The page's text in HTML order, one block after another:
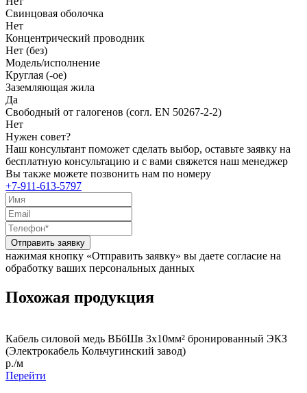
Свинцовая оболочка
Нет
Концентрический проводник
Нет (без)
Модель/исполнение
Круглая (-ое)
Заземляющая жила
Да
Свободный от галогенов (согл. EN 50267-2-2)
Нет
Нужен совет?
Наш консультант поможет сделать выбор, оставьте заявку на
бесплатную консультацию и с вами свяжется наш менеджер
Вы также можете позвонить нам по номеру
+7-911-613-5797
Отправить заявку
нажимая кнопку «Отправить заявку» вы даете согласие на
обработку ваших персональных данных
Похожая продукция
Кабель силовой медь ВБбШв 3x10мм² бронированный ЭКЗ
(Электрокабель Кольчугинский завод)
р./м
Перейти